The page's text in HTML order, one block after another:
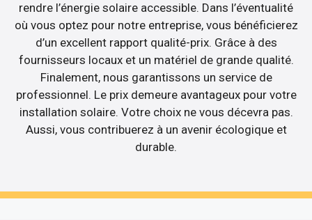
rendre l’énergie solaire accessible. Dans l’éventualité
où vous optez pour notre entreprise, vous bénéficierez
d’un excellent rapport qualité-prix. Grâce à des
fournisseurs locaux et un matériel de grande qualité.
Finalement, nous garantissons un service de
professionnel. Le prix demeure avantageux pour votre
installation solaire. Votre choix ne vous décevra pas.
Aussi, vous contribuerez à un avenir écologique et
durable.